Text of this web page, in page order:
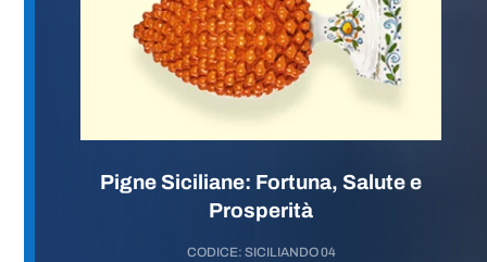
Pigne Siciliane: Fortuna, Salute e
Prosperità
CODICE: SICILIANDO 04